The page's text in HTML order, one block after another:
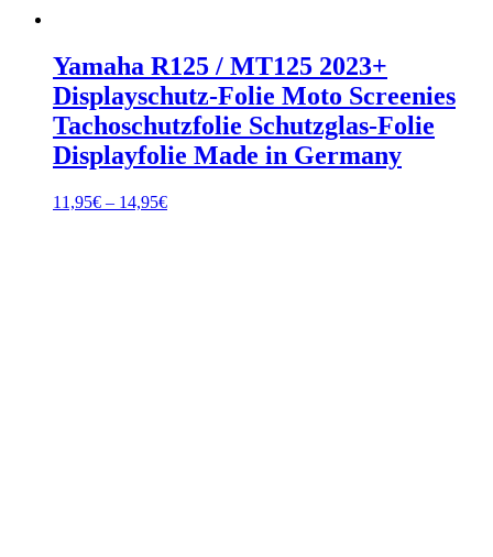
Yamaha R125 / MT125 2023+
Displayschutz-Folie Moto Screenies
Tachoschutzfolie Schutzglas-Folie
Displayfolie Made in Germany
11,95€ – 14,95€Preisspanne: